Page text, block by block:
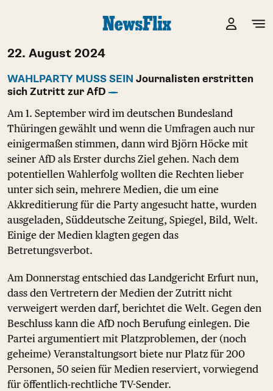
22. August 2024
WAHLPARTY MUSS SEIN Journalisten erstritten
sich Zutritt zur AfD
Am 1. September wird im deutschen Bundesland
Thüringen gewählt und wenn die Umfragen auch nur
einigermaßen stimmen, dann wird Björn Höcke mit
seiner AfD als Erster durchs Ziel gehen. Nach dem
potentiellen Wahlerfolg wollten die Rechten lieber
unter sich sein, mehrere Medien, die um eine
Akkreditierung für die Party angesucht hatte, wurden
ausgeladen, Süddeutsche Zeitung, Spiegel, Bild, Welt.
Einige der Medien klagten gegen das
Betretungsverbot.
Am Donnerstag entschied das Landgericht Erfurt nun,
dass den Vertretern der Medien der Zutritt nicht
verweigert werden darf, berichtet die Welt. Gegen den
Beschluss kann die AfD noch Berufung einlegen. Die
Partei argumentiert mit Platzproblemen, der (noch
geheime) Veranstaltungsort biete nur Platz für 200
Personen, 50 seien für Medien reserviert, vorwiegend
für öffentlich-rechtliche TV-Sender.